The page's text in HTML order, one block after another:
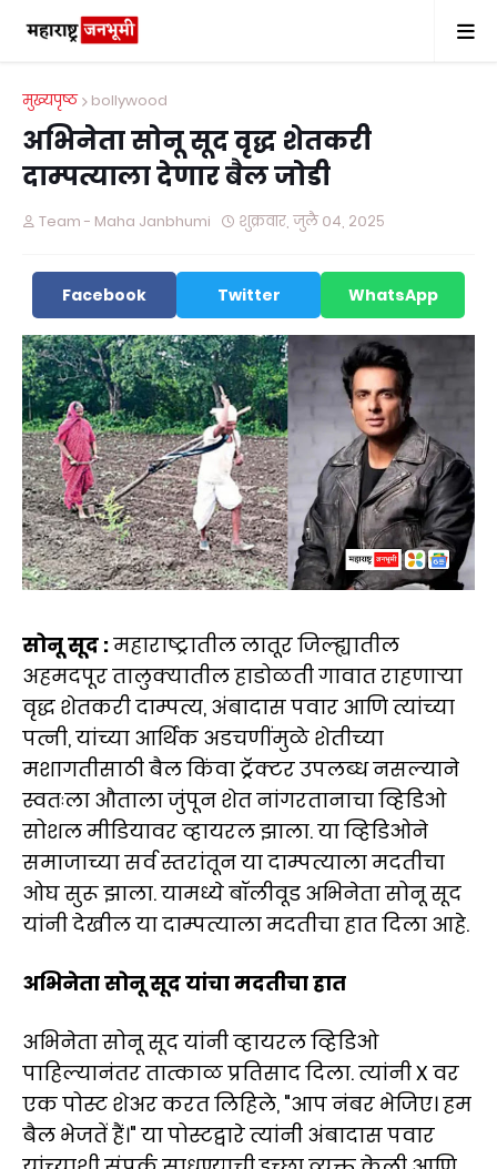
मुख्यपृष्ठ bollywood
अभिनेता सोनू सूद वृद्ध शेतकरी
दाम्पत्याला देणार बैल जोडी
Team - Maha Janbhumi शुक्रवार, जुलै ०४, २०२५
Facebook Twitter WhatsApp
सोनू सूद :महाराष्ट्रातील लातूर जिल्ह्यातील
अहमदपूर तालुक्यातील हाडोळती गावात राहणाऱ्या
वृद्ध शेतकरी दाम्पत्य, अंबादास पवार आणि त्यांच्या
पत्नी, यांच्या आर्थिक अडचणींमुळे शेतीच्या
मशागतीसाठी बैल किंवा ट्रॅक्टर उपलब्ध नसल्याने
स्वतःला औताला जुंपून शेत नांगरतानाचा व्हिडिओ
सोशल मीडियावर व्हायरल झाला. या व्हिडिओने
समाजाच्या सर्व स्तरांतून या दाम्पत्याला मदतीचा
ओघ सुरू झाला. यामध्ये बॉलीवूड अभिनेता सोनू सूद
यांनी देखील या दाम्पत्याला मदतीचा हात दिला आहे.
अभिनेता सोनू सूद यांचा मदतीचा हात
अभिनेता सोनू सूद यांनी व्हायरल व्हिडिओ
पाहिल्यानंतर तात्काळ प्रतिसाद दिला. त्यांनी X वर
एक पोस्ट शेअर करत लिहिले, "आप नंबर भेजिए। हम
बैल भेजतें हैं।" या पोस्टद्वारे त्यांनी अंबादास पवार